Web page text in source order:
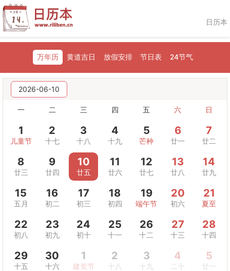
日历本
万年历 黄道吉日 放假安排 节日表 24节气
2026-06-10
一 二 三 四 五 六 日
1
儿童节
2
十七
3
十八
4
十九
5
芒种
6
廿一
7
廿二
8
廿三
9
廿四
10
廿五
11
廿六
12
廿七
13
廿八
14
廿九
15
五月
16
初二
17
初三
18
初四
19
端午节
20
初六
21
夏至
22
初八
23
初九
24
初十
25
十一
26
十二
27
十三
28
十四
29
十五
30
十六
1
建党节
2
十八
3
十九
4 5
廿一